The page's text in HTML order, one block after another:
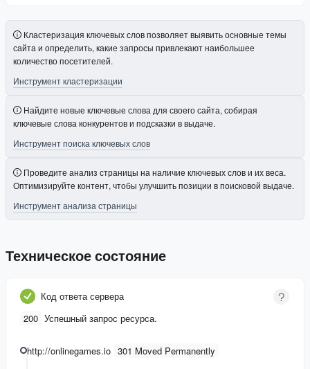
Кластеризация ключевых слов позволяет выявить основные темы
сайта и определить, какие запросы привлекают наибольшее
количество посетителей.
Инструмент кластеризации
Найдите новые ключевые слова для своего сайта, собирая
ключевые слова конкурентов и подсказки в выдаче.
Инструмент поиска ключевых слов
Проведите анализ страницы на наличие ключевых слов и их веса.
Оптимизируйте контент, чтобы улучшить позиции в поисковой выдаче.
Инструмент анализа страницы
Техническое состояние
Код ответа сервера
200 Успешный запрос ресурса.
http://onlinegames.io 301 Moved Permanently